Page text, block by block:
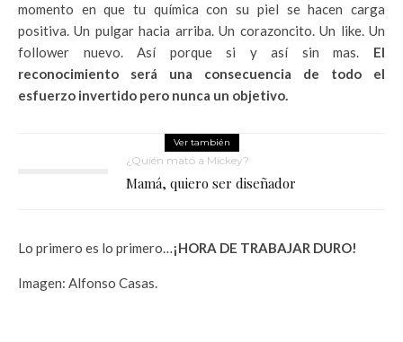
momento en que tu química con su piel se hacen carga
positiva. Un pulgar hacia arriba. Un corazoncito. Un like. Un
follower nuevo. Así porque si y así sin mas. El
reconocimiento será una consecuencia de todo el
esfuerzo invertido pero nunca un objetivo.
Ver también
¿Quién mató a Mickey?
Mamá, quiero ser diseñador
Lo primero es lo primero…¡HORA DE TRABAJAR DURO!
Imagen: Alfonso Casas.